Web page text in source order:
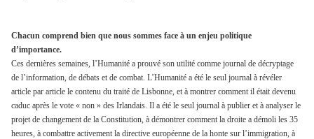
Chacun comprend bien que nous sommes face à un enjeu politique
d’importance.
Ces dernières semaines, l’Humanité a prouvé son utilité comme journal de décryptage
de l’information, de débats et de combat. L’Humanité a été le seul journal à révéler
article par article le contenu du traité de Lisbonne, et à montrer comment il était devenu
caduc après le vote « non » des Irlandais. Il a été le seul journal à publier et à analyser le
projet de changement de la Constitution, à démontrer comment la droite a démoli les 35
heures, à combattre activement la directive européenne de la honte sur l’immigration, à